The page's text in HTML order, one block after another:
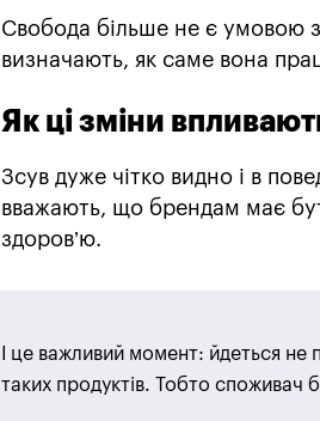
Свобода більше не є умовою
визначають, як саме вона
Як ці зміни
Зсув дуже чітко видно і в
вважають, що брендам має
здоров’ю.
І це важливий момент: йдеться
таких продуктів. Тобто споживач